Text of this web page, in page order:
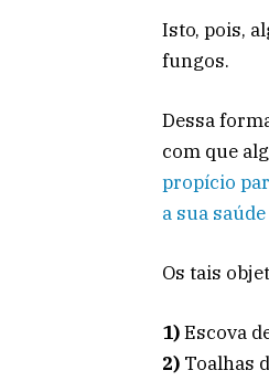
Isto, pois,
fungos.
Dessa
com que
propício
a sua
Os tais
1)Escova
2) Toalhas